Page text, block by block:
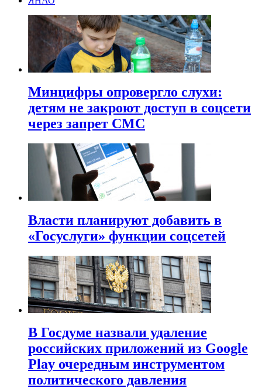
Минцифры опровергло слухи:
детям не закроют доступ в соцсети
через запрет СМС
Власти планируют добавить в
«Госуслуги» функции соцсетей
В Госдуме назвали удаление
российских приложений из Google
Play очередным инструментом
политического давления